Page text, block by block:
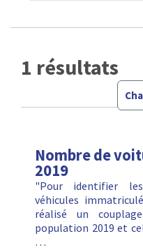
1 résultats
Nombre de
2019
"Pour identifier
véhicules
réalisé un
population 2019 et
…